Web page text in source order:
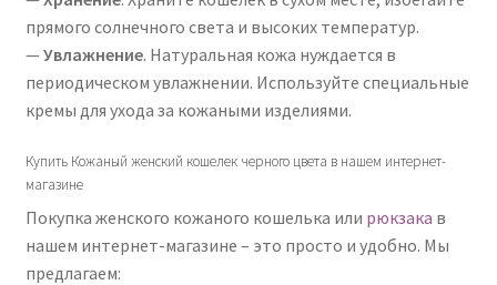
прямого солнечного света и высоких температур.
— Увлажнение. Натуральная кожа нуждается в
периодическом увлажнении. Используйте специальные
кремы для ухода за кожаными изделиями.
Купить Кожаный женский кошелек черного цвета в нашем интернет-
магазине
Покупка женского кожаного кошелька или рюкзака в
нашем интернет-магазине – это просто и удобно. Мы
предлагаем: